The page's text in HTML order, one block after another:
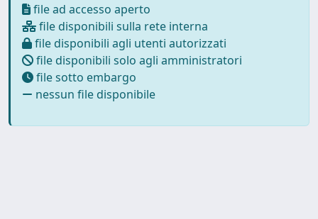
file ad accesso aperto
file disponibili sulla rete interna
file disponibili agli utenti autorizzati
file disponibili solo agli amministratori
file sotto embargo
nessun file disponibile